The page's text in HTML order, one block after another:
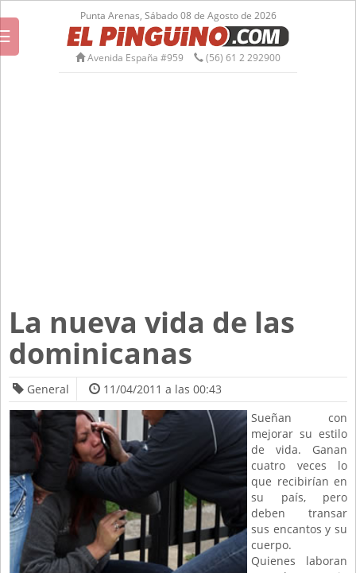
Punta Arenas, Sábado 08 de Agosto de 2026
Avenida España #959 (56) 61 2 292900
La nueva vida de las
dominicanas
General
11/04/2011 a las 00:43
Sueñan con
mejorar su estilo
de vida. Ganan
cuatro veces lo
que recibirían en
su país, pero
deben transar
sus encantos y su
cuerpo.
Quienes laboran